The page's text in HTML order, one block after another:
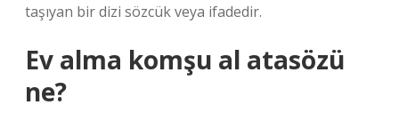
taşıyan bir dizi sözcük veya ifadedir.
Ev alma komşu al atasözü
ne?